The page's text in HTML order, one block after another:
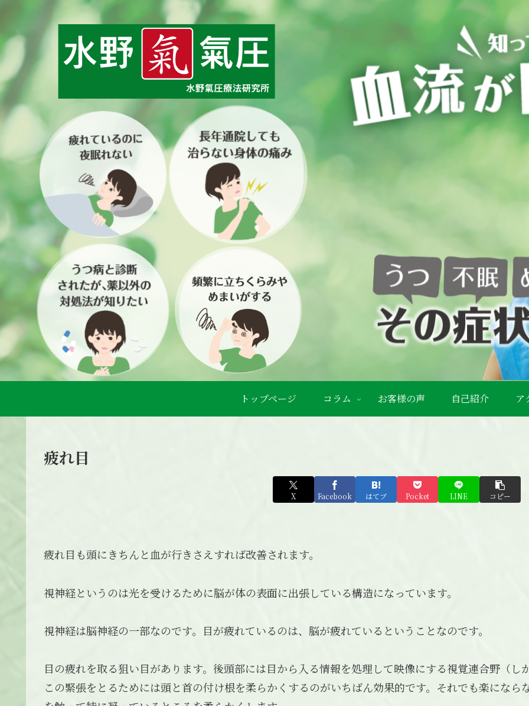
トップページ コラム お客様の声 自己紹介 ア
疲れ目
X Facebook はてブ Pocket LINE コピー
疲れ目も頭にきちんと血が行きさえすれば改善されます。
視神経というのは光を受けるために脳が体の表面に出張している構造になっています。
視神経は脳神経の一部なのです。目が疲れているのは、脳が疲れているということなのです。
目の疲れを取る狙い目があります。後頭部には目から入る情報を処理して映像にする視覚連合野（
この緊張をとるためには頭と首の付け根を柔らかくするのがいちばん効果的です。それでも楽にな